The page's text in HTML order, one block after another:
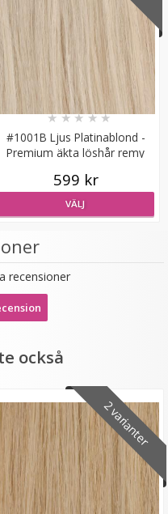
lila
★
#1001B Ljus Platinablond -
Premium äkta löshår remy
★★★★★
599 kr
VÄLJ
recensioner
också
2 varianter